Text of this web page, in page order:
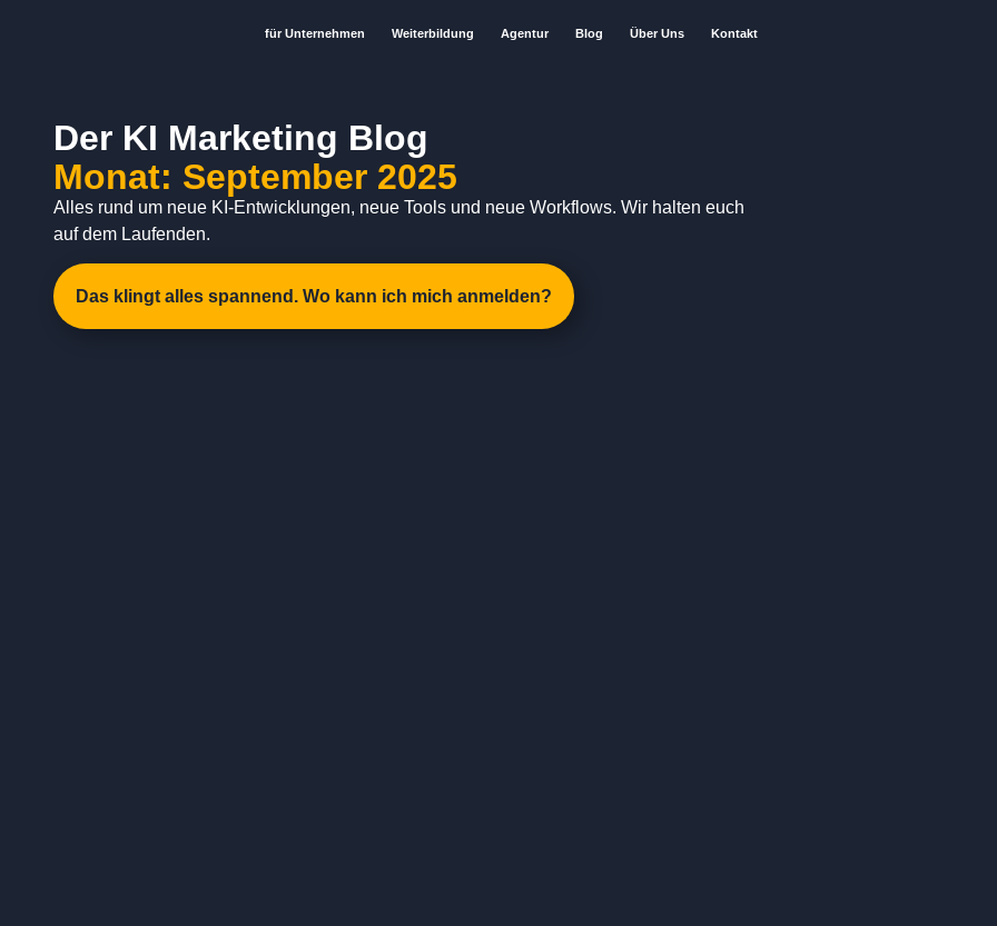
für Unternehmen Weiterbildung Agentur Blog Über Uns Kontakt
Der KI Marketing Blog
Monat: September 2025
Alles rund um neue KI-Entwicklungen, neue Tools und neue Workflows. Wir halten euch
auf dem Laufenden.
Das klingt alles spannend. Wo kann ich mich anmelden?